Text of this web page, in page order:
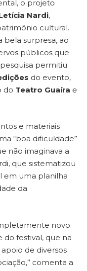
o projeto
Nardi,
cultural.
bela surpresa, ao
públicos que
permitiu
do evento,
do Teatro Guaíra e
e materiais
“boa dificuldade”
não imaginava a
que sistematizou
em uma planilha
da
novo.
do festival, que na
de diversos
comenta a